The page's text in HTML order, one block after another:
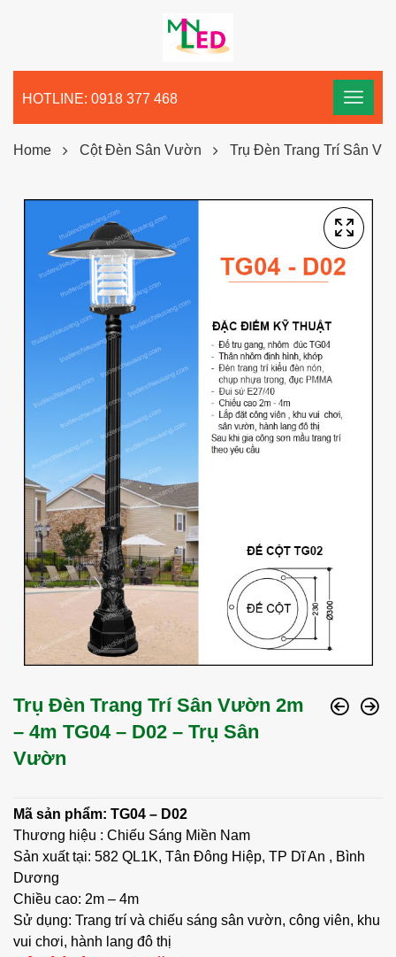
HOTLINE: 0918 377 468
Home Cột Đèn Sân Vườn Trụ Đèn Trang Trí Sân
Trụ Đèn Trang Trí Sân Vườn 2m
– 4m TG04 – D02 – Trụ Sân
Vườn
Mã sản phẩm: TG04 – D02
Thương hiệu : Chiếu Sáng Miền Nam
Sản xuất tại: 582 QL1K, Tân Đông Hiệp, TP Dĩ An , Bình
Dương
Chiều cao: 2m – 4m
Sử dụng: Trang trí và chiếu sáng sân vườn, công viên, khu
vui chơi, hành lang đô thị